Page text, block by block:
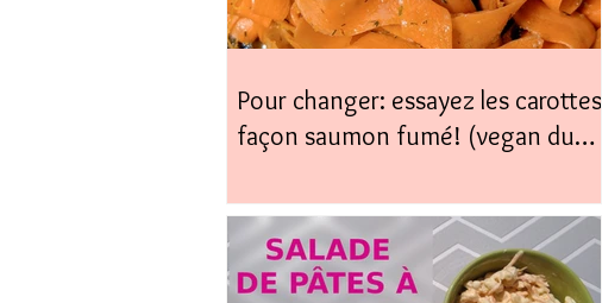
Pour changer: essayez les carottes,
façon saumon fumé! (vegan du